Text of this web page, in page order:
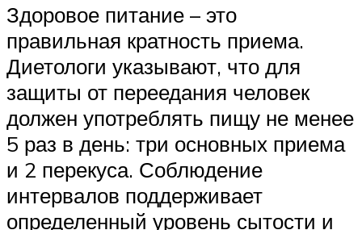
Здоровое питание – это
правильная кратность приема.
Диетологи указывают, что для
защиты от переедания человек
должен употреблять пищу не менее
5 раз в день: три основных приема
и 2 перекуса. Соблюдение
интервалов поддерживает
определенный уровень сытости и